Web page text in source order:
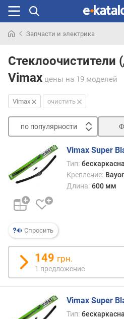
раньше
Запчасти и электрика
Стеклоочистители
Vimax цены на 19 моделей
Vimax очистить
по популярности
о
п
п
у
я
о
т
о
Спросить
Vimax Super
Тип:
Крепление:
Длина: 600 мм
149 грн.
1 предложение
Vimax Super
Тип: